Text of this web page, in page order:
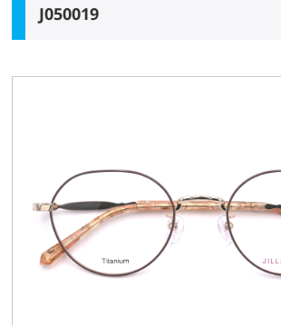
メガネドラッグについて
J050019